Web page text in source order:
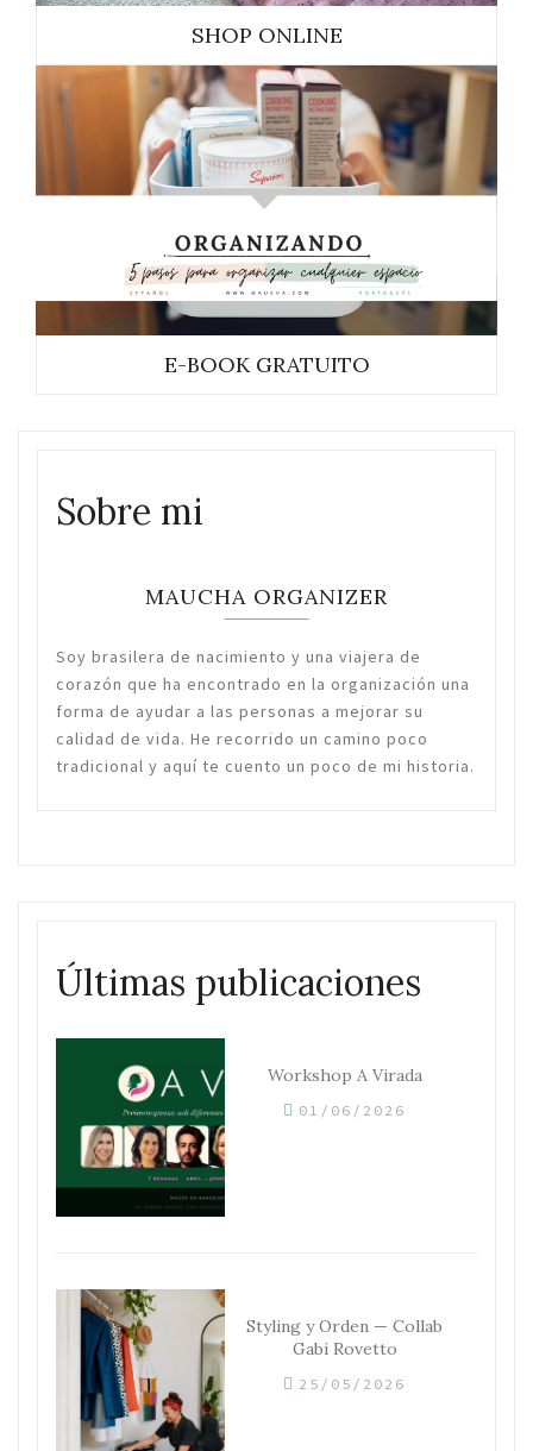
SHOP ONLINE
E-BOOK GRATUITO
Sobre mi
MAUCHA ORGANIZER
Soy brasilera de nacimiento y una viajera de
corazón que ha encontrado en la organización una
forma de ayudar a las personas a mejorar su
calidad de vida. He recorrido un camino poco
tradicional y aquí te cuento un poco de mi historia.
Últimas publicaciones
Workshop A Virada
01/06/2026
Styling y Orden — Collab
Gabi Rovetto
25/05/2026